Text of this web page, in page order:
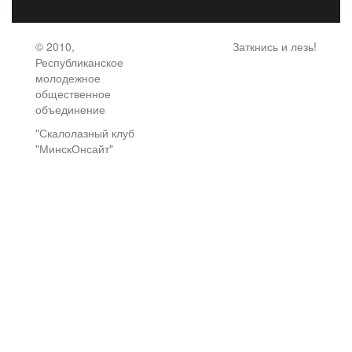
© 2010,
Республиканское
молодежное
общественное
объединение
"Скалолазный клуб
"МинскОнсайт"
Заткнись и лезь!